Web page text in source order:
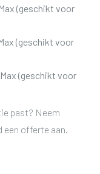
(geschikt voor
(geschikt voor
(geschikt voor
past? Neem
een offerte aan.